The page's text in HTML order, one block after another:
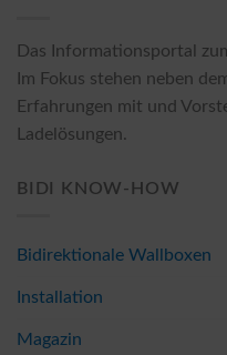
Das Informationsportal
Im Fokus stehen neben
Erfahrungen mit und
Ladelösungen.
BIDI KNOW-HOW
Bidirektionale Wallboxen
Installation
Magazin